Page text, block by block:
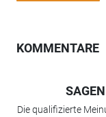
KOMMENTARE
Die qualifizierte